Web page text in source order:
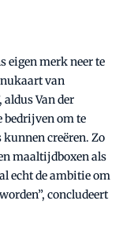
eigen merk neer te
van
Van der
bedrijven om te
creëren. Zo
maaltijdboxen als
echt de ambitie om
concludeert